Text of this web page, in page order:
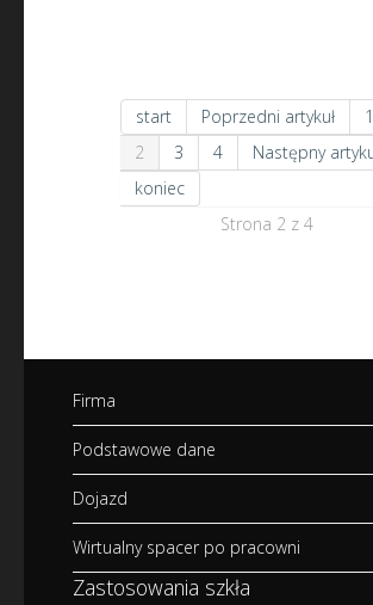
start Poprzedni artykuł
1
2
3 4
Następny
koniec
Strona 2 z 4
Firma
Podstawowe dane
Dojazd
Wirtualny spacer po pracowni
Zastosowania szkła